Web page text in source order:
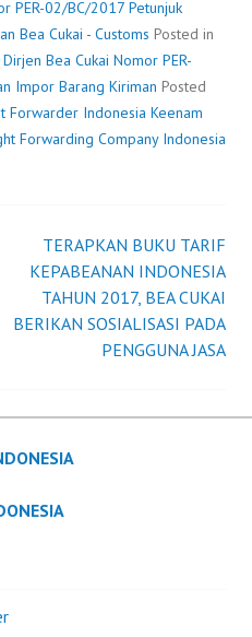
CUKAI
NOMOR
PER-
02/BC/2017
PETUNJUK
PELAKSANAAN
PER-02/BC/2017 Petunjuk
Bea Cukai - Customs Posted in
Bea Cukai Nomor PER-
Impor Barang Kiriman Posted
Forwarder Indonesia Keenam
Forwarding Company Indonesia
TERAPKAN BUKU TARIF
KEPABEANAN INDONESIA
TAHUN 2017, BEA CUKAI
BERIKAN SOSIALISASI PADA
PENGGUNA JASA